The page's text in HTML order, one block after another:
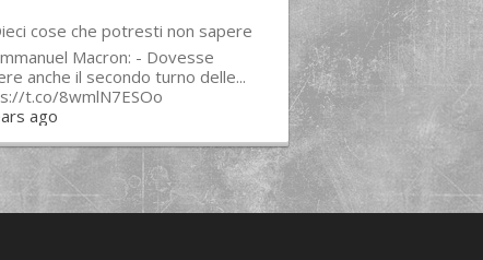
cose che potresti non sapere
Macron: - Dovesse
anche il secondo turno delle...
t.co/8wmlN7ESOo
ago